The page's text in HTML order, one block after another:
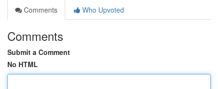
Comments
Who Upvoted
Comments
Submit a Comment
No HTML